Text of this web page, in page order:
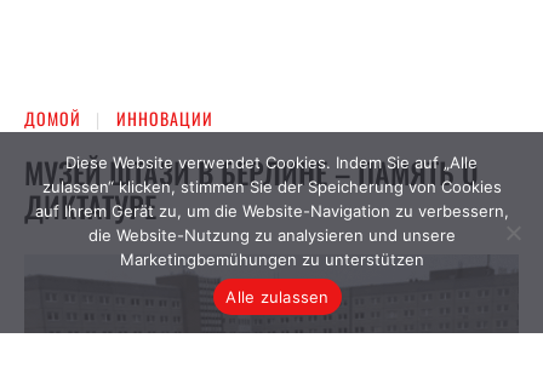
Diese Website verwendet Cookies. Indem Sie auf „Alle
zulassen“ klicken, stimmen Sie der Speicherung von Cookies
auf Ihrem Gerät zu, um die Website-Navigation zu verbessern,
die Website-Nutzung zu analysieren und unsere
Marketingbemühungen zu unterstützen
Alle zulassen